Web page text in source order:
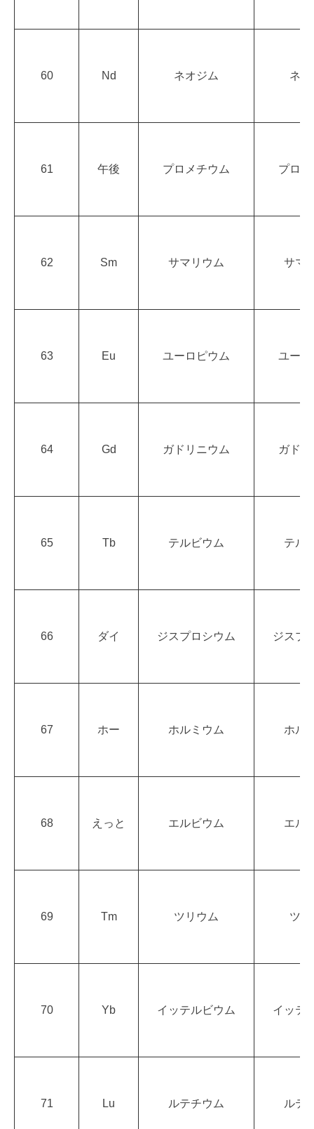
60 Nd ネオジム ネ
61 午後 プロメチウム プロ
62 Sm サマリウム サマ
63 Eu ユーロピウム ユー
64 Gd ガドリニウム ガド
65 Tb テルビウム テル
66 ダイ ジスプロシウム ジスプ
67 ホー ホルミウム ホル
68 えっと エルビウム エル
69 Tm ツリウム ツ
70 Yb イッテルビウム イッテ
71 Lu ルテチウム ルテ